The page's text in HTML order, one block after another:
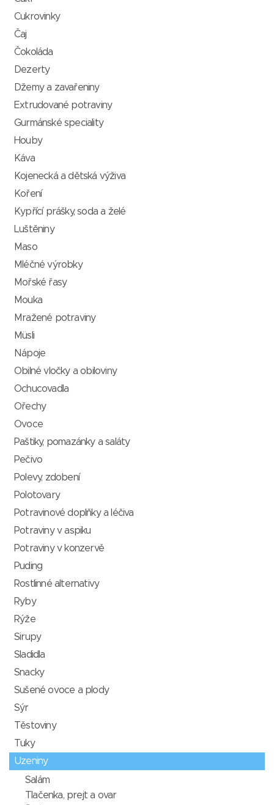
Cukrovinky
Čaj
Čokoláda
Dezerty
Džemy a zavařeniny
Extrudované potraviny
Gurmánské speciality
Houby
Káva
Kojenecká a dětská výživa
Koření
Kypřící prášky, soda a želé
Luštěniny
Maso
Mléčné výrobky
Mořské řasy
Mouka
Mražené potraviny
Müsli
Nápoje
Obilné vločky a obiloviny
Ochucovadla
Ořechy
Ovoce
Paštiky, pomazánky a saláty
Pečivo
Polevy, zdobení
Polotovary
Potravinové doplňky a léčiva
Potraviny v aspiku
Potraviny v konzervě
Puding
Rostlinné alternativy
Ryby
Rýže
Sirupy
Sladidla
Snacky
Sušené ovoce a plody
Sýr
Těstoviny
Tuky
Uzeniny
Salám
Tlačenka, prejt a ovar